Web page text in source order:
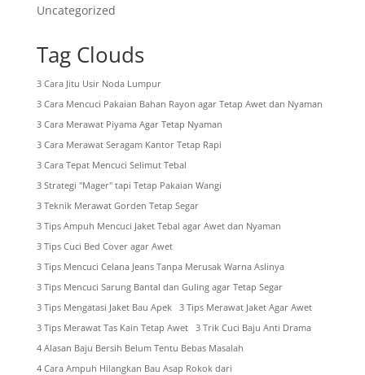
Uncategorized
Tag Clouds
3 Cara Jitu Usir Noda Lumpur
3 Cara Mencuci Pakaian Bahan Rayon agar Tetap Awet dan Nyaman
3 Cara Merawat Piyama Agar Tetap Nyaman
3 Cara Merawat Seragam Kantor Tetap Rapi
3 Cara Tepat Mencuci Selimut Tebal
3 Strategi "Mager" tapi Tetap Pakaian Wangi
3 Teknik Merawat Gorden Tetap Segar
3 Tips Ampuh Mencuci Jaket Tebal agar Awet dan Nyaman
3 Tips Cuci Bed Cover agar Awet
3 Tips Mencuci Celana Jeans Tanpa Merusak Warna Aslinya
3 Tips Mencuci Sarung Bantal dan Guling agar Tetap Segar
3 Tips Mengatasi Jaket Bau Apek
3 Tips Merawat Jaket Agar Awet
3 Tips Merawat Tas Kain Tetap Awet
3 Trik Cuci Baju Anti Drama
4 Alasan Baju Bersih Belum Tentu Bebas Masalah
4 Cara Ampuh Hilangkan Bau Asap Rokok dari